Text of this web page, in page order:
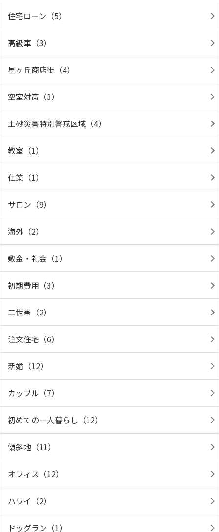
住宅ローン（5）
高級車（3）
星ヶ丘商店街（4）
空室対策（3）
土砂災害特別警戒区域（4）
教室（1）
仕業（1）
サロン（9）
海外（2）
敷金・礼金（1）
初期費用（3）
二世帯（2）
注文住宅（6）
新婚（12）
カップル（7）
初めての一人暮らし（12）
傾斜地（11）
オフィス（12）
ハワイ（2）
ドッグラン（1）